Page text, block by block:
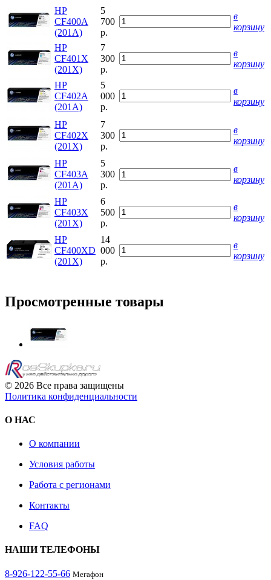
HP
CF400A
(201A)
5
700
р.
в
корзину
HP
CF401X
(201X)
7
300
р.
в
корзину
HP
CF402A
(201A)
5
000
р.
в
корзину
HP
CF402X
(201X)
7
300
р.
в
корзину
HP
CF403A
(201A)
5
300
р.
в
корзину
HP
CF403X
(201X)
6
500
р.
в
корзину
HP
CF400XD
(201X)
14
000
р.
в
корзину
Просмотренные товары
© 2026 Все права защищены
Политика конфиденциальности
О НАС
О компании
Условия работы
Работа с регионами
Контакты
FAQ
НАШИ ТЕЛЕФОНЫ
8-926-122-55-66 Мегафон